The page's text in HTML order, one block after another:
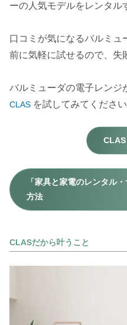
ーの人気モデルをレンタル
口コミが気になるバルミュ
前に気軽に試せるので、失
バルミューダの電子レンジ
CLAS を試してみてください
CLAS
「家具と家電のレンタル
方法
CLASだから叶うこと